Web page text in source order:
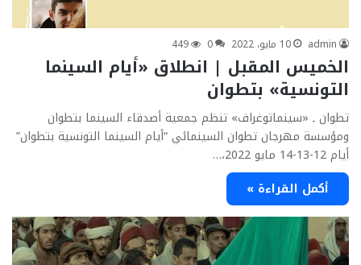
admin 10 مايو، 2022 0
449
الخميس المقبل | انطلاق «أيام السينما
التونسية» بتطوان
تطوان ـ «سينماتوغراف» تنظم جمعية أصدقاء السينما بتطوان
ومؤسسة مهرجان تطوان السينمائي “أيام السينما التونسية بتطوان”
أيام 12-13-14 مايو 2022،…
أكمل القراءة »